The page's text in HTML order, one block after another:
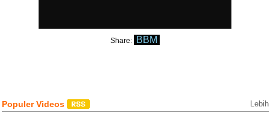
Share: BBM
Populer Videos Lebih